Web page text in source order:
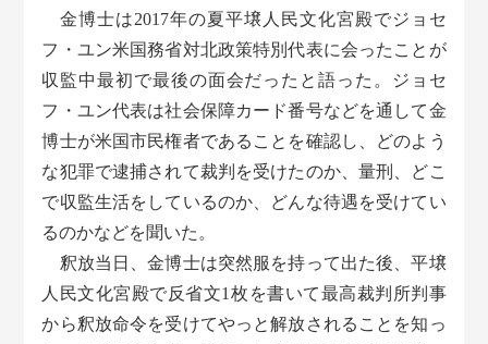
金博士は2017年の夏平壌人民文化宮殿でジョセ
フ・ユン米国務省対北政策特別代表に会ったことが
収監中最初で最後の面会だったと語った。ジョセ
フ・ユン代表は社会保障カード番号などを通して金
博士が米国市民権者であることを確認し、どのよう
な犯罪で逮捕されて裁判を受けたのか、量刑、どこ
で収監生活をしているのか、どんな待遇を受けてい
るのかなどを聞いた。
釈放当日、金博士は突然服を持って出た後、平壌
人民文化宮殿で反省文1枚を書いて最高裁判所判事
から釈放命令を受けてやっと解放されることを知っ